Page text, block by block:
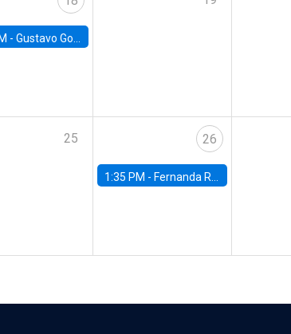
- Gustavo González, Banco Central de Chile
25 26
1:35 PM - Fernanda Rojas Ampuero, University of Wisconsin-Madison